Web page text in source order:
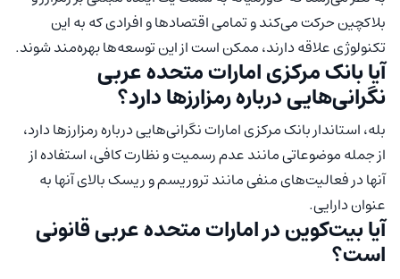
بلاکچین حرکت می‌کند و تمامی اقتصاد‌ها و افرادی که به این
تکنولوژی علاقه دارند، ممکن است از این توسعه‌ها بهره‌مند شوند.
آیا بانک مرکزی امارات متحده عربی
نگرانی‌هایی درباره رمزارزها دارد؟
بله، استاندار بانک مرکزی امارات نگرانی‌هایی درباره رمزارزها دارد،
از جمله موضوعاتی مانند عدم رسمیت و نظارت کافی، استفاده از
آنها در فعالیت‌های منفی مانند تروریسم و ریسک بالای آنها به
عنوان دارایی.
آیا بیت‌کوین در امارات متحده عربی قانونی
است؟